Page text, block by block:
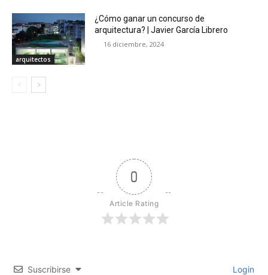
arquitectos
¿Cómo ganar un concurso de
arquitectura? | Javier García Librero
16 diciembre, 2024
0
Article Rating
Suscribirse Login